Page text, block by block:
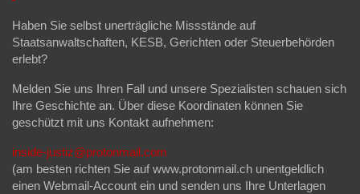
Haben Sie selbst unerträgliche Missstände auf
Staatsanwaltschaften, KESB, Gerichten oder Steuerbehörden
erlebt?
Melden Sie uns Ihren Fall und unsere Spezialisten schauen sich
Ihre Geschichte an. Über diese Koordinaten können Sie
geschützt mit uns Kontakt aufnehmen:
inside-justiz@protonmail.com
(am besten richten Sie auf www.protonmail.ch unentgeldlich
einen Webmail-Account ein und senden uns Ihre Unterlagen